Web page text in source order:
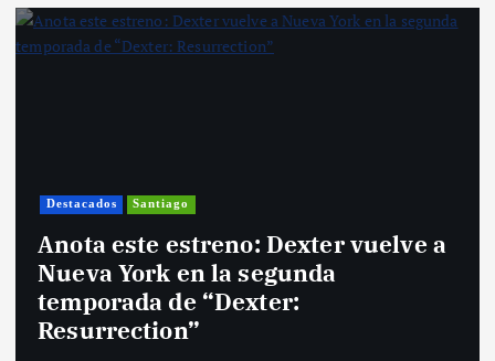
Destacados Santiago
Anota este estreno: Dexter vuelve a
Nueva York en la segunda
temporada de “Dexter:
Resurrection”